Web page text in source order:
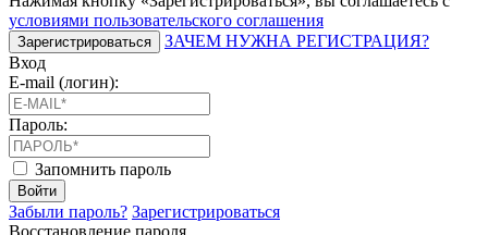
условиями пользовательского соглашения
Зарегистрироваться
ЗАЧЕМ НУЖНА РЕГИСТРАЦИЯ?
Вход
E-mail (логин):
Пароль:
Запомнить пароль
Войти
Забыли пароль? Зарегистрироваться
Восстановление пароля